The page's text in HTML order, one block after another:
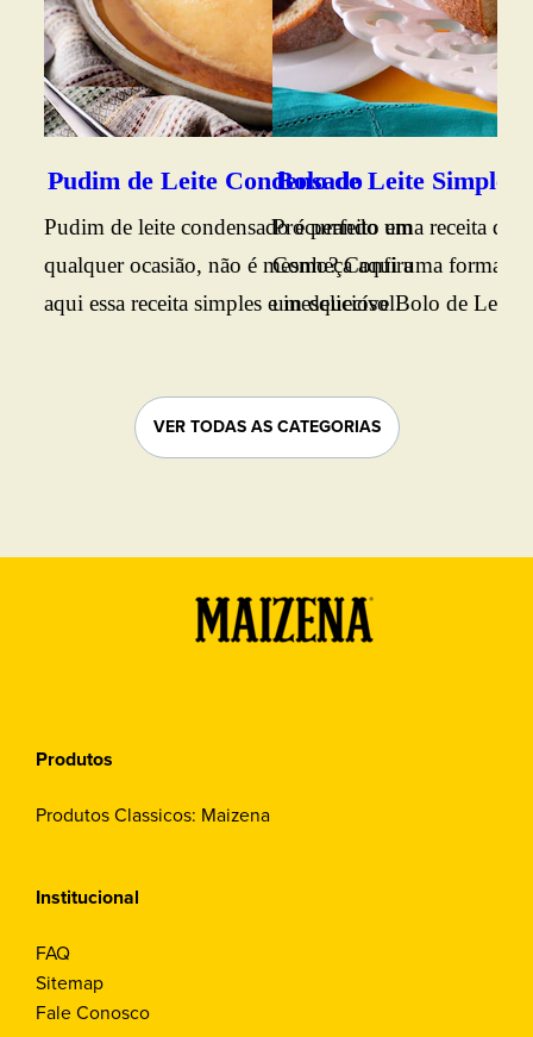
Pudim de Leite Condensado
Pudim de leite condensado é perfeito em
qualquer ocasião, não é mesmo? Confira
aqui essa receita simples e inesquecível.
Bolo de Leite Simples
Procurando uma receita de
Conheça aqui uma forma
um delicioso Bolo de Leite.
VER TODAS AS CATEGORIAS
Produtos
Produtos Classicos: Maizena
Institucional
FAQ
Sitemap
Fale Conosco